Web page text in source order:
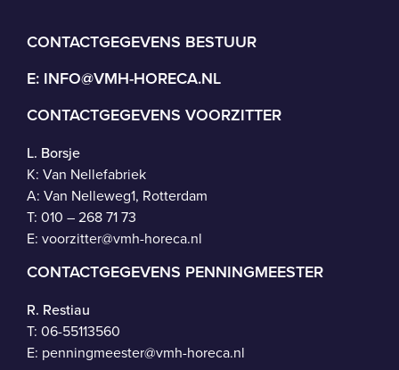
CONTACTGEGEVENS BESTUUR
E: INFO@VMH-HORECA.NL
CONTACTGEGEVENS VOORZITTER
L. Borsje
K: Van Nellefabriek
A: Van Nelleweg1, Rotterdam
T: 010 – 268 71 73
E: voorzitter@vmh-horeca.nl
CONTACTGEGEVENS PENNINGMEESTER
R. Restiau
T: 06-55113560
E: penningmeester@vmh-horeca.nl